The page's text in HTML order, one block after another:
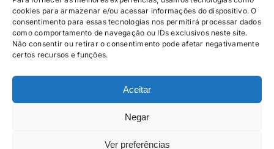
cookies para armazenar e/ou acessar informações do dispositivo. O
consentimento para essas tecnologias nos permitirá processar dados
como comportamento de navegação ou IDs exclusivos neste site.
Não consentir ou retirar o consentimento pode afetar negativamente
certos recursos e funções.
Aceitar
Negar
Ver preferências
POLÍTICA DE PRIVACIDADE